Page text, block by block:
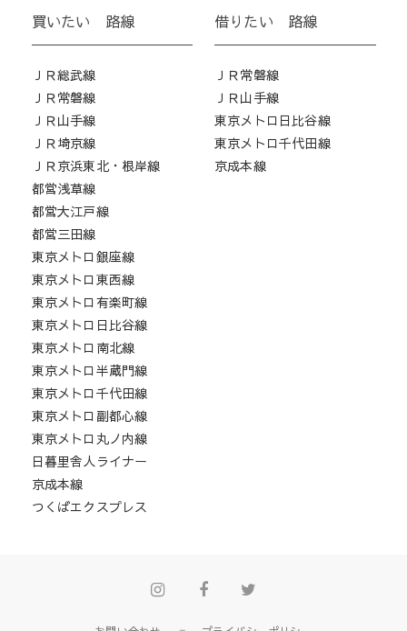
買いたい 路線
ＪＲ総武線
ＪＲ常磐線
ＪＲ山手線
ＪＲ埼京線
ＪＲ京浜東北・根岸線
都営浅草線
都営大江戸線
都営三田線
東京メトロ銀座線
東京メトロ東西線
東京メトロ有楽町線
東京メトロ日比谷線
東京メトロ南北線
東京メトロ半蔵門線
東京メトロ千代田線
東京メトロ副都心線
東京メトロ丸ノ内線
日暮里舎人ライナー
京成本線
つくばエクスプレス
借りたい 路線
ＪＲ常磐線
ＪＲ山手線
東京メトロ日比谷線
東京メトロ千代田線
京成本線
InstagramFacebook